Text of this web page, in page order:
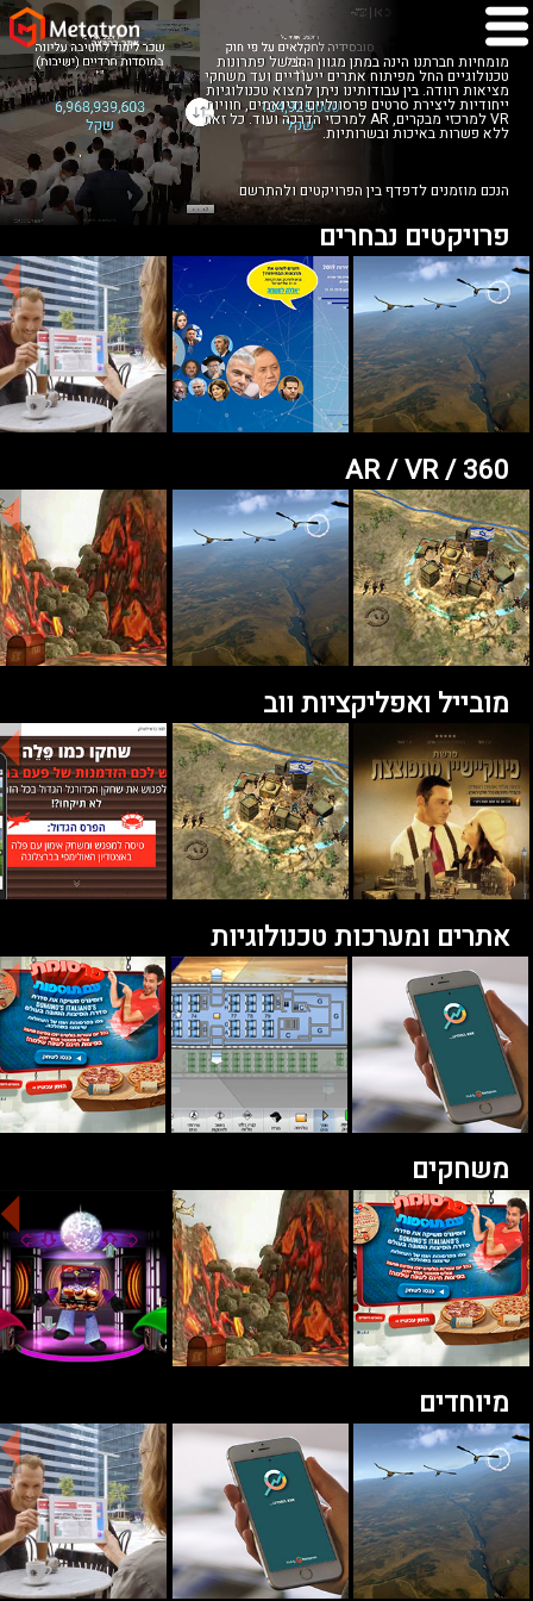
מומחיות חברתנו הינה במתן מגוון רחב של פתרונות
טכנולוגיים החל מפיתוח אתרים ייעודיים ועד משחקי
מציאות רוודה. בין עבודותינו ניתן למצוא טכנולוגיות
ייחודיות ליצירת סרטים פרסונליים ודינאמים, חוויות
VR למרכזי מבקרים, AR למרכזי הדרכה ועוד. כל זאת
ללא פשרות באיכות ובשרותיות.
הנכם מוזמנים לדפדף בין הפרויקטים ולהתרשם
פרויקטים נבחרים
AR / VR / 360
מובייל ואפליקציות ווב
אתרים ומערכות טכנולוגיות
משחקים
מיוחדים